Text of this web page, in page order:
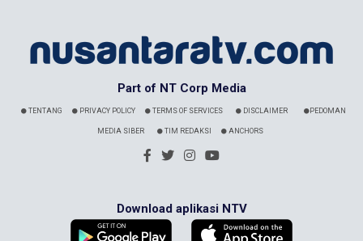
Part of NT Corp Media
TENTANG PRIVACY POLICY TERMS OF SERVICES DISCLAIMER PEDOMAN
MEDIA SIBER TIM REDAKSI ANCHORS
Download aplikasi NTV